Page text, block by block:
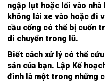
ngập lụt hoặc lối vào
không lái xe vào hoặc đi
cầu cống có thể bị cuốn
di chuyển trong lũ.
Biết cách xử lý có thể
sản của bạn. Lập Kế
đình là một trong những